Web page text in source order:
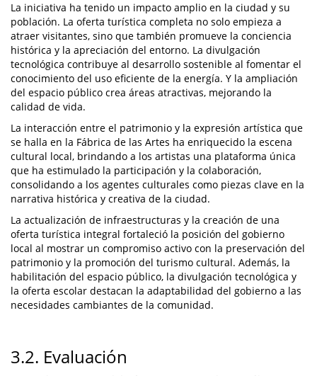
La iniciativa ha tenido un impacto amplio en la ciudad y su
población. La oferta turística completa no solo empieza a
atraer visitantes, sino que también promueve la conciencia
histórica y la apreciación del entorno. La divulgación
tecnológica contribuye al desarrollo sostenible al fomentar el
conocimiento del uso eficiente de la energía. Y la ampliación
del espacio público crea áreas atractivas, mejorando la
calidad de vida.
La interacción entre el patrimonio y la expresión artística que
se halla en la Fábrica de las Artes ha enriquecido la escena
cultural local, brindando a los artistas una plataforma única
que ha estimulado la participación y la colaboración,
consolidando a los agentes culturales como piezas clave en la
narrativa histórica y creativa de la ciudad.
La actualización de infraestructuras y la creación de una
oferta turística integral fortaleció la posición del gobierno
local al mostrar un compromiso activo con la preservación del
patrimonio y la promoción del turismo cultural. Además, la
habilitación del espacio público, la divulgación tecnológica y
la oferta escolar destacan la adaptabilidad del gobierno a las
necesidades cambiantes de la comunidad.
3.2. Evaluación